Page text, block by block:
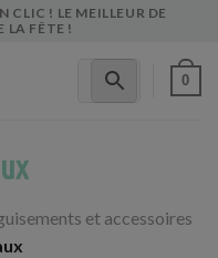
CLIC ! LE MEILLEUR DE
LA FÊTE !
0
et accessoires